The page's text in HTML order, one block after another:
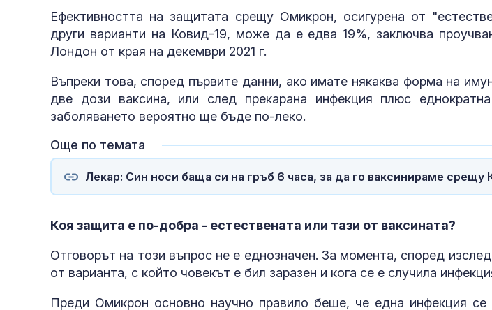
Ефективността на защитата срещу Омикрон, осигурена от
други варианти на Ковид-19, може да е едва 19%, заключва
Лондон от края на декември 2021 г.
Въпреки това, според първите данни, ако имате някаква форма на
две дози ваксина, или след прекарана инфекция плюс
заболяването вероятно ще бъде по-леко.
Още по темата
Лекар: Син носи баща си на гръб 6 часа, за да го ваксинираме срещу
Коя защита е по-добра - естествената или тази от ваксината?
Отговорът на този въпрос не е еднозначен. За момента, според
от варианта, с който човекът е бил заразен и кога се е случила
Преди Омикрон основно научно правило беше, че една инфекция
Времето утре: Жега до
38°, но на места ще
превали и разхлади